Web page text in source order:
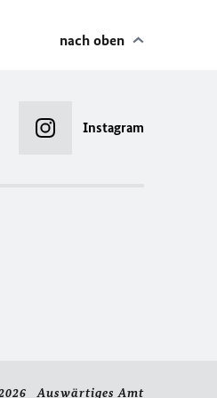
nach oben
Instagram
Auswärtiges Amt